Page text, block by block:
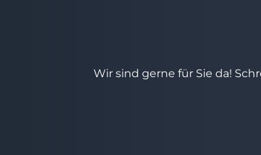
Wir sind gerne für Sie da!